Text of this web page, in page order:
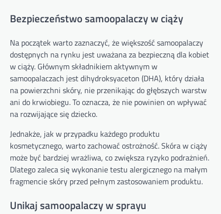
Bezpieczeństwo samoopalaczy w ciąży
Na początek warto zaznaczyć, że większość samoopalaczy
dostępnych na rynku jest uważana za bezpieczną dla kobiet
w ciąży. Głównym składnikiem aktywnym w
samoopalaczach jest dihydroksyaceton (DHA), który działa
na powierzchni skóry, nie przenikając do głębszych warstw
ani do krwiobiegu. To oznacza, że nie powinien on wpływać
na rozwijające się dziecko.
Jednakże, jak w przypadku każdego produktu
kosmetycznego, warto zachować ostrożność. Skóra w ciąży
może być bardziej wrażliwa, co zwiększa ryzyko podrażnień.
Dlatego zaleca się wykonanie testu alergicznego na małym
fragmencie skóry przed pełnym zastosowaniem produktu.
Unikaj samoopalaczy w sprayu